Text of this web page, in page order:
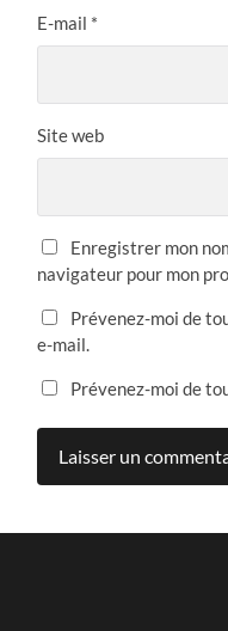
E-mail *
Site web
Enregistrer mon
navigateur pour mon
Prévenez-moi de
e-mail.
Prévenez-moi de